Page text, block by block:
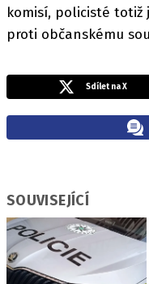
komisí, policisté
proti občanskému
Sdílet na X
SOUVISEJÍCÍ